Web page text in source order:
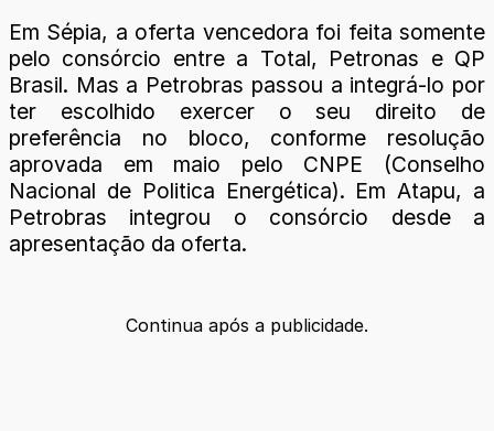
Em Sépia, a oferta vencedora foi feita somente
pelo consórcio entre a Total, Petronas e QP
Brasil. Mas a Petrobras passou a integrá-lo por
ter escolhido exercer o seu direito de
preferência no bloco, conforme resolução
aprovada em maio pelo CNPE (Conselho
Nacional de Politica Energética). Em Atapu, a
Petrobras integrou o consórcio desde a
apresentação da oferta.
Continua após a publicidade.